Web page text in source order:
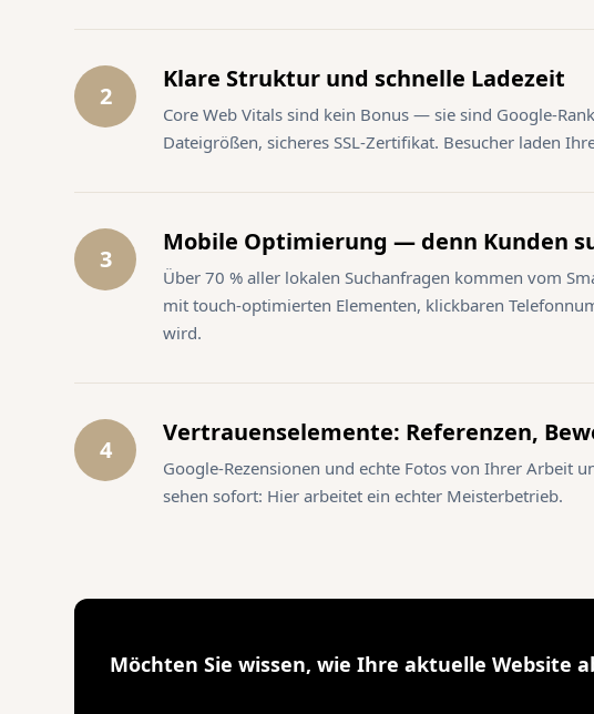
2
Klare Struktur und schnelle Ladezeit
Core Web Vitals sind kein Bonus — sie sind Google-
Dateigrößen, sicheres SSL-Zertifikat. Besucher laden
3
Mobile Optimierung — denn Kunden
Über 70 % aller lokalen Suchanfragen kommen vom
mit touch-optimierten Elementen, klickbaren
wird.
4
Vertrauenselemente: Referenzen,
Google-Rezensionen und echte Fotos von Ihrer Arbeit
sehen sofort: Hier arbeitet ein echter Meisterbetrieb.
Möchten Sie wissen, wie Ihre aktuelle Website